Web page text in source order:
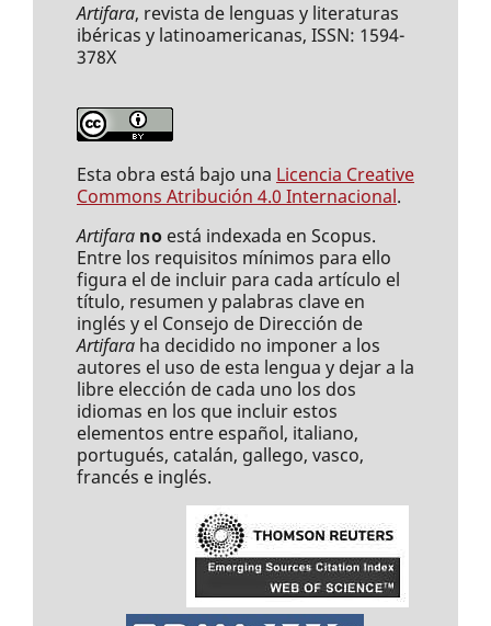
Artifara, revista de lenguas y literaturas
ibéricas y latinoamericanas, ISSN: 1594-
378X
Esta obra está bajo una Licencia Creative
Commons Atribución 4.0 Internacional.
Artifara noestá indexada en Scopus.
Entre los requisitos mínimos para ello
figura el de incluir para cada artículo el
título, resumen y palabras clave en
inglés y el Consejo de Dirección de
Artifaraha decidido no imponer a los
autores el uso de esta lengua y dejar a la
libre elección de cada uno los dos
idiomas en los que incluir estos
elementos entre español, italiano,
portugués, catalán, gallego, vasco,
francés e inglés.